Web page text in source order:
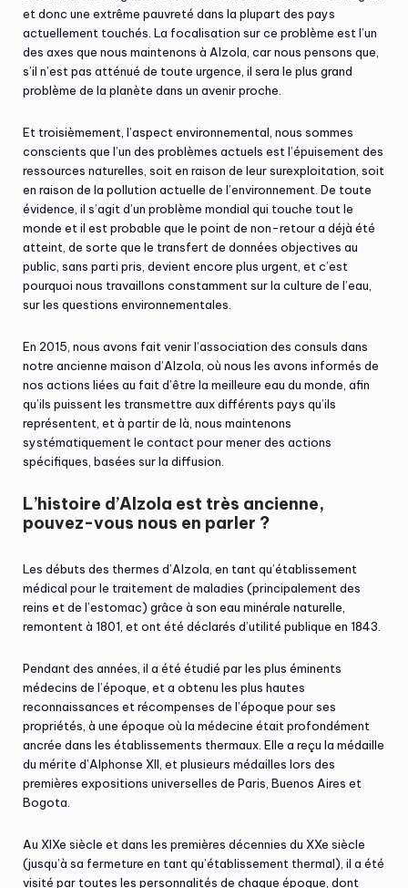
et donc une extrême pauvreté dans la plupart des pays
actuellement touchés. La focalisation sur ce problème est l’un
des axes que nous maintenons à Alzola, car nous pensons que,
s’il n’est pas atténué de toute urgence, il sera le plus grand
problème de la planète dans un avenir proche.
Et troisièmement, l’aspect environnemental, nous sommes
conscients que l’un des problèmes actuels est l’épuisement des
ressources naturelles, soit en raison de leur surexploitation, soit
en raison de la pollution actuelle de l’environnement. De toute
évidence, il s’agit d’un problème mondial qui touche tout le
monde et il est probable que le point de non-retour a déjà été
atteint, de sorte que le transfert de données objectives au
public, sans parti pris, devient encore plus urgent, et c’est
pourquoi nous travaillons constamment sur la culture de l’eau,
sur les questions environnementales.
En 2015, nous avons fait venir l’association des consuls dans
notre ancienne maison d’Alzola, où nous les avons informés de
nos actions liées au fait d’être la meilleure eau du monde, afin
qu’ils puissent les transmettre aux différents pays qu’ils
représentent, et à partir de là, nous maintenons
systématiquement le contact pour mener des actions
spécifiques, basées sur la diffusion.
L’histoire d’Alzola est très ancienne,
pouvez-vous nous en parler ?
Les débuts des thermes d’Alzola, en tant qu’établissement
médical pour le traitement de maladies (principalement des
reins et de l’estomac) grâce à son eau minérale naturelle,
remontent à 1801, et ont été déclarés d’utilité publique en 1843.
Pendant des années, il a été étudié par les plus éminents
médecins de l’époque, et a obtenu les plus hautes
reconnaissances et récompenses de l’époque pour ses
propriétés, à une époque où la médecine était profondément
ancrée dans les établissements thermaux. Elle a reçu la médaille
du mérite d’Alphonse XII, et plusieurs médailles lors des
premières expositions universelles de Paris, Buenos Aires et
Bogota.
Au XIXe siècle et dans les premières décennies du XXe siècle
(jusqu’à sa fermeture en tant qu’établissement thermal), il a été
visité par toutes les personnalités de chaque époque, dont